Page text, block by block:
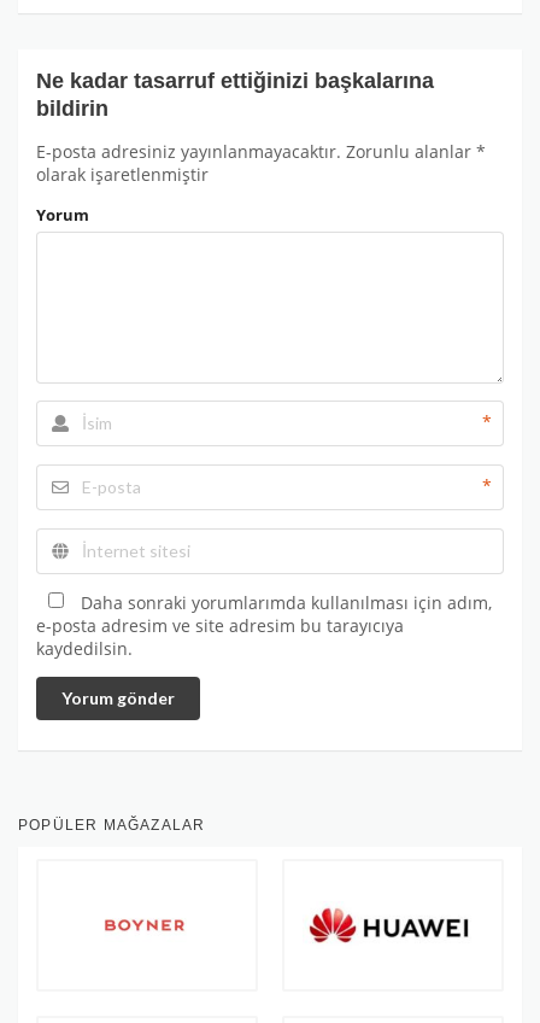
Ne kadar tasarruf ettiğinizi başkalarına
bildirin
E-posta adresiniz yayınlanmayacaktır. Zorunlu alanlar *
olarak işaretlenmiştir
Yorum
*
*
Daha sonraki yorumlarımda kullanılması için adım,
e-posta adresim ve site adresim bu tarayıcıya
kaydedilsin.
Yorum gönder
POPÜLER MAĞAZALAR